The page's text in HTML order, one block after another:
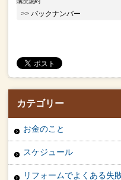
>> バックナンバー
カテゴリー
お金のこと
スケジュール
リフォームでよくある失